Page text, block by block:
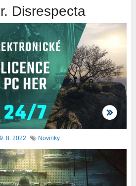
Disrespecta
8. 2022 Novinky